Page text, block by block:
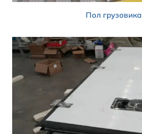
Пол грузовика